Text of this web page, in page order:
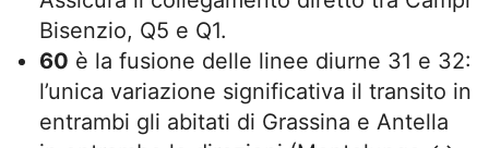
Bisenzio, Q5 e Q1.
60 è la fusione delle linee diurne 31 e 32:
l’unica variazione significativa il transito in
entrambi gli abitati di Grassina e Antella